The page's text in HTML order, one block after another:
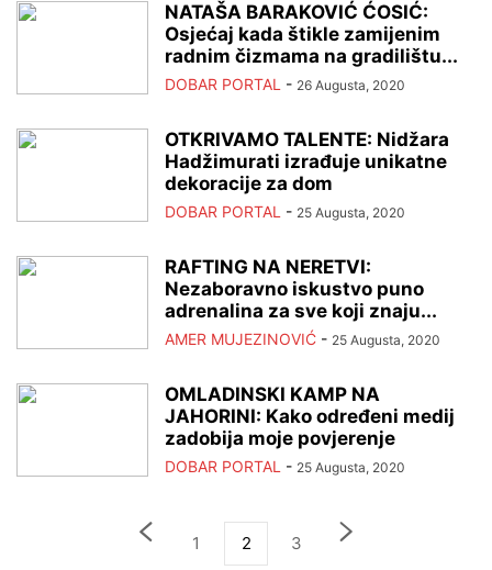
NATAŠA BARAKOVIĆ ĆOSIĆ:
Osjećaj kada štikle zamijenim
radnim čizmama na gradilištu...
DOBAR PORTAL - 26 Augusta, 2020
OTKRIVAMO TALENTE: Nidžara
Hadžimurati izrađuje unikatne
dekoracije za dom
DOBAR PORTAL - 25 Augusta, 2020
RAFTING NA NERETVI:
Nezaboravno iskustvo puno
adrenalina za sve koji znaju...
AMER MUJEZINOVIĆ - 25 Augusta, 2020
OMLADINSKI KAMP NA
JAHORINI: Kako određeni medij
zadobija moje povjerenje
DOBAR PORTAL - 25 Augusta, 2020
1 2 3